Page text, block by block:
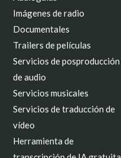
Imágenes de radio
Documentales
Trailers de películas
Servicios de posproducción
de audio
Servicios musicales
Servicios de traducción de
vídeo
Herramienta de